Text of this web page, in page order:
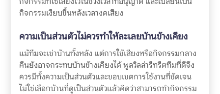
กิจกรรมเงียบขึ้นหลังเวลางดเสียง
ความเป็นส่วนตัวไม่ควรทำให้ละเลยบ้านข้างเคียง
แม้ทีมจะเช่าบ้านทั้งหลัง แต่การใช้เสียงหรือกิจกรรมกลาง
คืนยังอาจกระทบบ้านข้างเคียงได้ พูลวิลล่ารีทรีตทีมที่ดีจึง
ควรมีทั้งความเป็นส่วนตัวและขอบเขตการใช้งานที่ชัดเจน
ไม่ใช่เลือกบ้านที่ดูเป็นส่วนตัวแล้วคิดว่าสามารถทำกิจกรรม